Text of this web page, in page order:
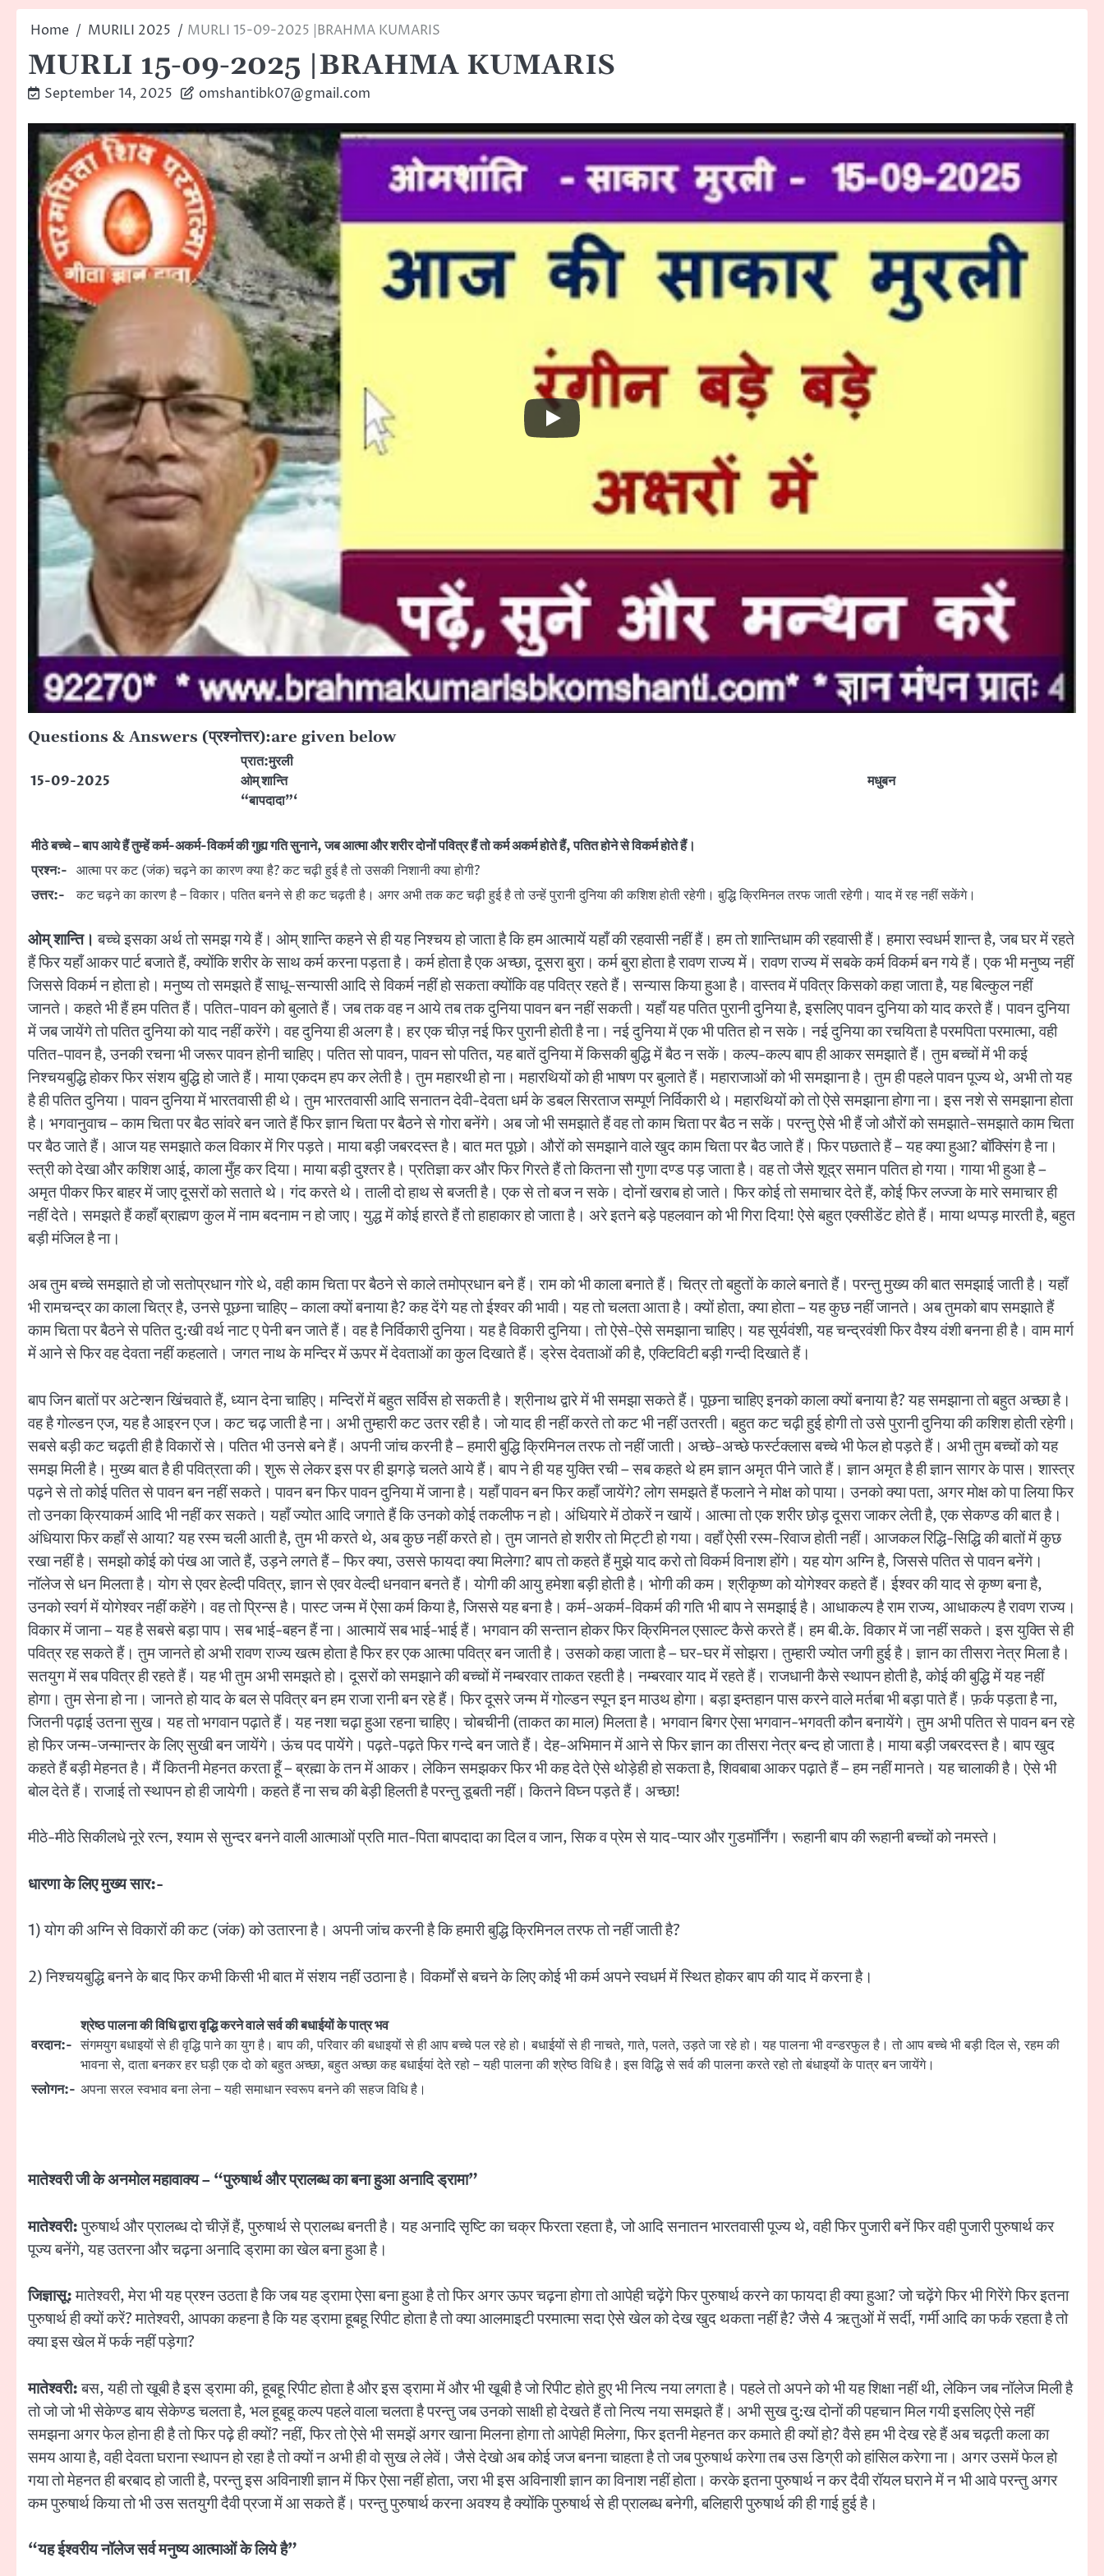
Home MURILI 2025 MURLI 15-09-2025 |BRAHMA KUMARIS
MURLI 15-09-2025 |BRAHMA KUMARIS
September 14, 2025 omshantibk07@gmail.com
Questions & Answers (प्रश्नोत्तर):are given below
15-09-2025
प्रात:मुरली
ओम् शान्ति
“बापदादा”‘
मधुबन
मीठे बच्चे – बाप आये हैं तुम्हें कर्म-अकर्म-विकर्म की गुह्य गति सुनाने, जब आत्मा और शरीर दोनों पवित्र हैं तो कर्म अकर्म होते हैं, पतित होने से विकर्म होते हैं।
प्रश्नः- आत्मा पर कट (जंक) चढ़ने का कारण क्या है? कट चढ़ी हुई है तो उसकी निशानी क्या होगी?
उत्तर:-
कट चढ़ने का कारण है – विकार। पतित बनने से ही कट चढ़ती है। अगर अभी तक कट चढ़ी हुई है तो उन्हें पुरानी दुनिया की कशिश होती रहेगी। बुद्धि क्रिमिनल तरफ जाती रहेगी। याद में रह नहीं सकेंगे।
ओम् शान्ति। बच्चे इसका अर्थ तो समझ गये हैं। ओम् शान्ति कहने से ही यह निश्चय हो जाता है कि हम आत्मायें यहाँ की रहवासी नहीं हैं। हम तो शान्तिधाम की रहवासी हैं। हमारा स्वधर्म शान्त है, जब घर में रहते
हैं फिर यहाँ आकर पार्ट बजाते हैं, क्योंकि शरीर के साथ कर्म करना पड़ता है। कर्म होता है एक अच्छा, दूसरा बुरा। कर्म बुरा होता है रावण राज्य में। रावण राज्य में सबके कर्म विकर्म बन गये हैं। एक भी मनुष्य नहीं
जिससे विकर्म न होता हो। मनुष्य तो समझते हैं साधू-सन्यासी आदि से विकर्म नहीं हो सकता क्योंकि वह पवित्र रहते हैं। सन्यास किया हुआ है। वास्तव में पवित्र किसको कहा जाता है, यह बिल्कुल नहीं
जानते। कहते भी हैं हम पतित हैं। पतित-पावन को बुलाते हैं। जब तक वह न आये तब तक दुनिया पावन बन नहीं सकती। यहाँ यह पतित पुरानी दुनिया है, इसलिए पावन दुनिया को याद करते हैं। पावन दुनिया
में जब जायेंगे तो पतित दुनिया को याद नहीं करेंगे। वह दुनिया ही अलग है। हर एक चीज़ नई फिर पुरानी होती है ना। नई दुनिया में एक भी पतित हो न सके। नई दुनिया का रचयिता है परमपिता परमात्मा, वही
पतित-पावन है, उनकी रचना भी जरूर पावन होनी चाहिए। पतित सो पावन, पावन सो पतित, यह बातें दुनिया में किसकी बुद्धि में बैठ न सकें। कल्प-कल्प बाप ही आकर समझाते हैं। तुम बच्चों में भी कई
निश्चयबुद्धि होकर फिर संशय बुद्धि हो जाते हैं। माया एकदम हप कर लेती है। तुम महारथी हो ना। महारथियों को ही भाषण पर बुलाते हैं। महाराजाओं को भी समझाना है। तुम ही पहले पावन पूज्य थे, अभी तो यह
है ही पतित दुनिया। पावन दुनिया में भारतवासी ही थे। तुम भारतवासी आदि सनातन देवी-देवता धर्म के डबल सिरताज सम्पूर्ण निर्विकारी थे। महारथियों को तो ऐसे समझाना होगा ना। इस नशे से समझाना होता
है। भगवानुवाच – काम चिता पर बैठ सांवरे बन जाते हैं फिर ज्ञान चिता पर बैठने से गोरा बनेंगे। अब जो भी समझाते हैं वह तो काम चिता पर बैठ न सकें। परन्तु ऐसे भी हैं जो औरों को समझाते-समझाते काम चिता
पर बैठ जाते हैं। आज यह समझाते कल विकार में गिर पड़ते। माया बड़ी जबरदस्त है। बात मत पूछो। औरों को समझाने वाले खुद काम चिता पर बैठ जाते हैं। फिर पछताते हैं – यह क्या हुआ? बॉक्सिंग है ना।
स्त्री को देखा और कशिश आई, काला मुँह कर दिया। माया बड़ी दुश्तर है। प्रतिज्ञा कर और फिर गिरते हैं तो कितना सौ गुणा दण्ड पड़ जाता है। वह तो जैसे शूद्र समान पतित हो गया। गाया भी हुआ है –
अमृत पीकर फिर बाहर में जाए दूसरों को सताते थे। गंद करते थे। ताली दो हाथ से बजती है। एक से तो बज न सके। दोनों खराब हो जाते। फिर कोई तो समाचार देते हैं, कोई फिर लज्जा के मारे समाचार ही
नहीं देते। समझते हैं कहाँ ब्राह्मण कुल में नाम बदनाम न हो जाए। युद्ध में कोई हारते हैं तो हाहाकार हो जाता है। अरे इतने बड़े पहलवान को भी गिरा दिया! ऐसे बहुत एक्सीडेंट होते हैं। माया थप्पड़ मारती है, बहुत
बड़ी मंजिल है ना।
अब तुम बच्चे समझाते हो जो सतोप्रधान गोरे थे, वही काम चिता पर बैठने से काले तमोप्रधान बने हैं। राम को भी काला बनाते हैं। चित्र तो बहुतों के काले बनाते हैं। परन्तु मुख्य की बात समझाई जाती है। यहाँ
भी रामचन्द्र का काला चित्र है, उनसे पूछना चाहिए – काला क्यों बनाया है? कह देंगे यह तो ईश्वर की भावी। यह तो चलता आता है। क्यों होता, क्या होता – यह कुछ नहीं जानते। अब तुमको बाप समझाते हैं
काम चिता पर बैठने से पतित दु:खी वर्थ नाट ए पेनी बन जाते हैं। वह है निर्विकारी दुनिया। यह है विकारी दुनिया। तो ऐसे-ऐसे समझाना चाहिए। यह सूर्यवंशी, यह चन्द्रवंशी फिर वैश्य वंशी बनना ही है। वाम मार्ग
में आने से फिर वह देवता नहीं कहलाते। जगत नाथ के मन्दिर में ऊपर में देवताओं का कुल दिखाते हैं। ड्रेस देवताओं की है, एक्टिविटी बड़ी गन्दी दिखाते हैं।
बाप जिन बातों पर अटेन्शन खिंचवाते हैं, ध्यान देना चाहिए। मन्दिरों में बहुत सर्विस हो सकती है। श्रीनाथ द्वारे में भी समझा सकते हैं। पूछना चाहिए इनको काला क्यों बनाया है? यह समझाना तो बहुत अच्छा है।
वह है गोल्डन एज, यह है आइरन एज। कट चढ़ जाती है ना। अभी तुम्हारी कट उतर रही है। जो याद ही नहीं करते तो कट भी नहीं उतरती। बहुत कट चढ़ी हुई होगी तो उसे पुरानी दुनिया की कशिश होती रहेगी।
सबसे बड़ी कट चढ़ती ही है विकारों से। पतित भी उनसे बने हैं। अपनी जांच करनी है – हमारी बुद्धि क्रिमिनल तरफ तो नहीं जाती। अच्छे-अच्छे फर्स्टक्लास बच्चे भी फेल हो पड़ते हैं। अभी तुम बच्चों को यह
समझ मिली है। मुख्य बात है ही पवित्रता की। शुरू से लेकर इस पर ही झगड़े चलते आये हैं। बाप ने ही यह युक्ति रची – सब कहते थे हम ज्ञान अमृत पीने जाते हैं। ज्ञान अमृत है ही ज्ञान सागर के पास। शास्त्र
पढ़ने से तो कोई पतित से पावन बन नहीं सकते। पावन बन फिर पावन दुनिया में जाना है। यहाँ पावन बन फिर कहाँ जायेंगे? लोग समझते हैं फलाने ने मोक्ष को पाया। उनको क्या पता, अगर मोक्ष को पा लिया फिर
तो उनका क्रियाकर्म आदि भी नहीं कर सकते। यहाँ ज्योत आदि जगाते हैं कि उनको कोई तकलीफ न हो। अंधियारे में ठोकरें न खायें। आत्मा तो एक शरीर छोड़ दूसरा जाकर लेती है, एक सेकण्ड की बात है।
अंधियारा फिर कहाँ से आया? यह रस्म चली आती है, तुम भी करते थे, अब कुछ नहीं करते हो। तुम जानते हो शरीर तो मिट्टी हो गया। वहाँ ऐसी रस्म-रिवाज होती नहीं। आजकल रिद्धि-सिद्धि की बातों में कुछ
रखा नहीं है। समझो कोई को पंख आ जाते हैं, उड़ने लगते हैं – फिर क्या, उससे फायदा क्या मिलेगा? बाप तो कहते हैं मुझे याद करो तो विकर्म विनाश होंगे। यह योग अग्नि है, जिससे पतित से पावन बनेंगे।
नॉलेज से धन मिलता है। योग से एवर हेल्दी पवित्र, ज्ञान से एवर वेल्दी धनवान बनते हैं। योगी की आयु हमेशा बड़ी होती है। भोगी की कम। श्रीकृष्ण को योगेश्वर कहते हैं। ईश्वर की याद से कृष्ण बना है,
उनको स्वर्ग में योगेश्वर नहीं कहेंगे। वह तो प्रिन्स है। पास्ट जन्म में ऐसा कर्म किया है, जिससे यह बना है। कर्म-अकर्म-विकर्म की गति भी बाप ने समझाई है। आधाकल्प है राम राज्य, आधाकल्प है रावण राज्य।
विकार में जाना – यह है सबसे बड़ा पाप। सब भाई-बहन हैं ना। आत्मायें सब भाई-भाई हैं। भगवान की सन्तान होकर फिर क्रिमिनल एसाल्ट कैसे करते हैं। हम बी.के. विकार में जा नहीं सकते। इस युक्ति से ही
पवित्र रह सकते हैं। तुम जानते हो अभी रावण राज्य खत्म होता है फिर हर एक आत्मा पवित्र बन जाती है। उसको कहा जाता है – घर-घर में सोझरा। तुम्हारी ज्योत जगी हुई है। ज्ञान का तीसरा नेत्र मिला है।
सतयुग में सब पवित्र ही रहते हैं। यह भी तुम अभी समझते हो। दूसरों को समझाने की बच्चों में नम्बरवार ताकत रहती है। नम्बरवार याद में रहते हैं। राजधानी कैसे स्थापन होती है, कोई की बुद्धि में यह नहीं
होगा। तुम सेना हो ना। जानते हो याद के बल से पवित्र बन हम राजा रानी बन रहे हैं। फिर दूसरे जन्म में गोल्डन स्पून इन माउथ होगा। बड़ा इम्तहान पास करने वाले मर्तबा भी बड़ा पाते हैं। फ़र्क पड़ता है ना,
जितनी पढ़ाई उतना सुख। यह तो भगवान पढ़ाते हैं। यह नशा चढ़ा हुआ रहना चाहिए। चोबचीनी (ताकत का माल) मिलता है। भगवान बिगर ऐसा भगवान-भगवती कौन बनायेंगे। तुम अभी पतित से पावन बन रहे
हो फिर जन्म-जन्मान्तर के लिए सुखी बन जायेंगे। ऊंच पद पायेंगे। पढ़ते-पढ़ते फिर गन्दे बन जाते हैं। देह-अभिमान में आने से फिर ज्ञान का तीसरा नेत्र बन्द हो जाता है। माया बड़ी जबरदस्त है। बाप खुद
कहते हैं बड़ी मेहनत है। मैं कितनी मेहनत करता हूँ – ब्रह्मा के तन में आकर। लेकिन समझकर फिर भी कह देते ऐसे थोड़ेही हो सकता है, शिवबाबा आकर पढ़ाते हैं – हम नहीं मानते। यह चालाकी है। ऐसे भी
बोल देते हैं। राजाई तो स्थापन हो ही जायेगी। कहते हैं ना सच की बेड़ी हिलती है परन्तु डूबती नहीं। कितने विघ्न पड़ते हैं। अच्छा!
मीठे-मीठे सिकीलधे नूरे रत्न, श्याम से सुन्दर बनने वाली आत्माओं प्रति मात-पिता बापदादा का दिल व जान, सिक व प्रेम से याद-प्यार और गुडमॉर्निंग। रूहानी बाप की रूहानी बच्चों को नमस्ते।
धारणा के लिए मुख्य सार:-
1) योग की अग्नि से विकारों की कट (जंक) को उतारना है। अपनी जांच करनी है कि हमारी बुद्धि क्रिमिनल तरफ तो नहीं जाती है?
2) निश्चयबुद्धि बनने के बाद फिर कभी किसी भी बात में संशय नहीं उठाना है। विकर्मों से बचने के लिए कोई भी कर्म अपने स्वधर्म में स्थित होकर बाप की याद में करना है।
वरदान:-
श्रेष्ठ पालना की विधि द्वारा वृद्धि करने वाले सर्व की बधाईयों के पात्र भव
संगमयुग बधाइयों से ही वृद्धि पाने का युग है। बाप की, परिवार की बधाइयों से ही आप बच्चे पल रहे हो। बधाईयों से ही नाचते, गाते, पलते, उड़ते जा रहे हो। यह पालना भी वन्डरफुल है। तो आप बच्चे भी बड़ी दिल से, रहम की
भावना से, दाता बनकर हर घड़ी एक दो को बहुत अच्छा, बहुत अच्छा कह बधाईयां देते रहो – यही पालना की श्रेष्ठ विधि है। इस विद्धि से सर्व की पालना करते रहो तो बंधाइयों के पात्र बन जायेंगे।
स्लोगन:- अपना सरल स्वभाव बना लेना – यही समाधान स्वरूप बनने की सहज विधि है।
मातेश्वरी जी के अनमोल महावाक्य – “पुरुषार्थ और प्रालब्ध का बना हुआ अनादि ड्रामा”
मातेश्वरी:पुरुषार्थ और प्रालब्ध दो चीज़ें हैं, पुरुषार्थ से प्रालब्ध बनती है। यह अनादि सृष्टि का चक्र फिरता रहता है, जो आदि सनातन भारतवासी पूज्य थे, वही फिर पुजारी बनें फिर वही पुजारी पुरुषार्थ कर
पूज्य बनेंगे, यह उतरना और चढ़ना अनादि ड्रामा का खेल बना हुआ है।
जिज्ञासू:मातेश्वरी, मेरा भी यह प्रश्न उठता है कि जब यह ड्रामा ऐसा बना हुआ है तो फिर अगर ऊपर चढ़ना होगा तो आपेही चढ़ेंगे फिर पुरुषार्थ करने का फायदा ही क्या हुआ? जो चढ़ेंगे फिर भी गिरेंगे फिर इतना
पुरुषार्थ ही क्यों करें? मातेश्वरी, आपका कहना है कि यह ड्रामा हूबहू रिपीट होता है तो क्या आलमाइटी परमात्मा सदा ऐसे खेल को देख खुद थकता नहीं है? जैसे 4 ऋतुओं में सर्दी, गर्मी आदि का फर्क रहता है तो
क्या इस खेल में फर्क नहीं पड़ेगा?
मातेश्वरी:बस, यही तो खूबी है इस ड्रामा की, हूबहू रिपीट होता है और इस ड्रामा में और भी खूबी है जो रिपीट होते हुए भी नित्य नया लगता है। पहले तो अपने को भी यह शिक्षा नहीं थी, लेकिन जब नॉलेज मिली है
तो जो जो भी सेकेण्ड बाय सेकेण्ड चलता है, भल हूबहू कल्प पहले वाला चलता है परन्तु जब उनको साक्षी हो देखते हैं तो नित्य नया समझते हैं। अभी सुख दु:ख दोनों की पहचान मिल गयी इसलिए ऐसे नहीं
समझना अगर फेल होना ही है तो फिर पढ़े ही क्यों? नहीं, फिर तो ऐसे भी समझें अगर खाना मिलना होगा तो आपेही मिलेगा, फिर इतनी मेहनत कर कमाते ही क्यों हो? वैसे हम भी देख रहे हैं अब चढ़ती कला का
समय आया है, वही देवता घराना स्थापन हो रहा है तो क्यों न अभी ही वो सुख ले लेवें। जैसे देखो अब कोई जज बनना चाहता है तो जब पुरुषार्थ करेगा तब उस डिग्री को हांसिल करेगा ना। अगर उसमें फेल हो
गया तो मेहनत ही बरबाद हो जाती है, परन्तु इस अविनाशी ज्ञान में फिर ऐसा नहीं होता, जरा भी इस अविनाशी ज्ञान का विनाश नहीं होता। करके इतना पुरुषार्थ न कर दैवी रॉयल घराने में न भी आवे परन्तु अगर
कम पुरुषार्थ किया तो भी उस सतयुगी दैवी प्रजा में आ सकते हैं। परन्तु पुरुषार्थ करना अवश्य है क्योंकि पुरुषार्थ से ही प्रालब्ध बनेगी, बलिहारी पुरुषार्थ की ही गाई हुई है।
“यह ईश्वरीय नॉलेज सर्व मनुष्य आत्माओं के लिये है”